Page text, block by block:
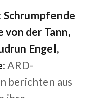
von der Tann,
Engel,
: ARD-
berichten aus